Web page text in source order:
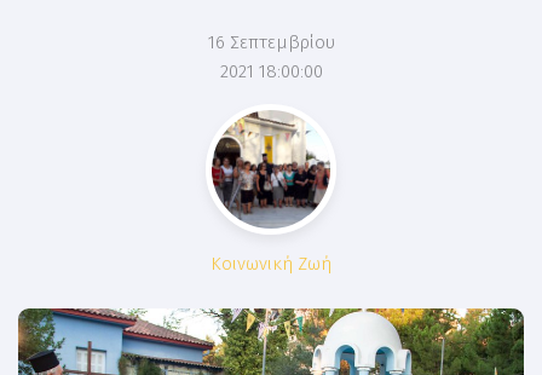
16 Σεπτεμβρίου
2021 18:00:00
Κοινωνική Ζωή